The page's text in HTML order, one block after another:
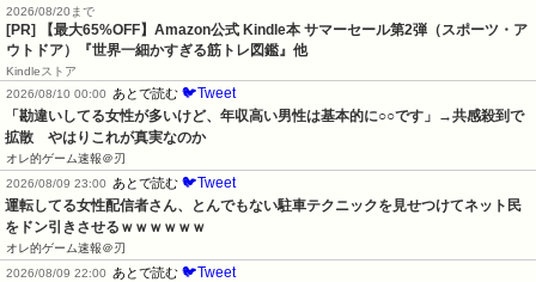
2026/08/20まで
[PR]
【最大65%OFF】Amazon公式 Kindle本 サマーセール第2弾（スポーツ・ア
ウトドア）『世界一細かすぎる筋トレ図鑑』他
Kindleストア
2026/08/10 00:00
あとで読む 🐦Tweet
「勘違いしてる女性が多いけど、年収高い男性は基本的に○○です」→共感殺到で
拡散　やはりこれが真実なのか
オレ的ゲーム速報＠刃
2026/08/09 23:00
あとで読む 🐦Tweet
運転してる女性配信者さん、とんでもない駐車テクニックを見せつけてネット民
をドン引きさせるｗｗｗｗｗｗ
オレ的ゲーム速報＠刃
2026/08/09 22:00
あとで読む 🐦Tweet